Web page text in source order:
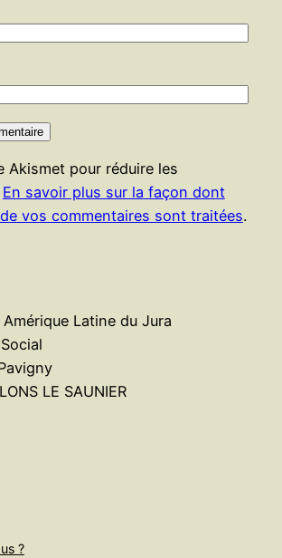
Akismet pour réduire les
En savoir plus sur la façon dont
vos commentaires sont traitées.
Latine du Jura
LE SAUNIER
?